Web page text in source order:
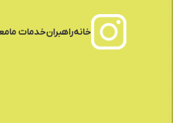
خانهراهبرانخدمات ما